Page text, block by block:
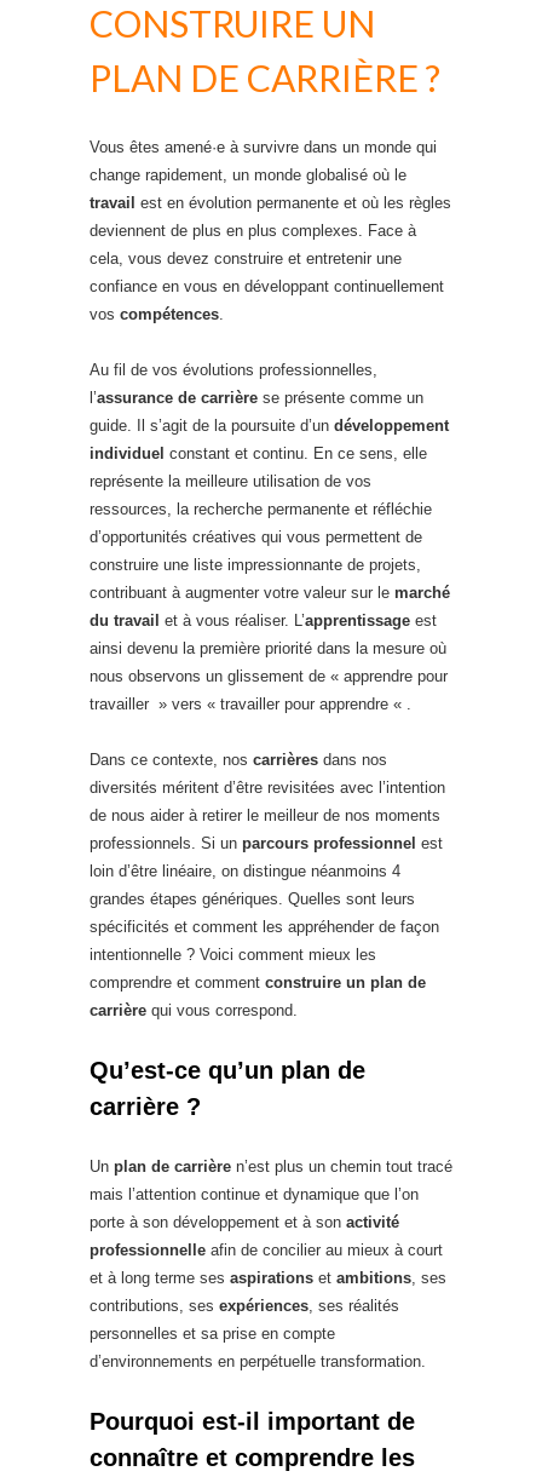
CONSTRUIRE UN
PLAN DE CARRIÈRE ?
Vous êtes amené·e à survivre dans un monde qui
change rapidement, un monde globalisé où le
travail est en évolution permanente et où les règles
deviennent de plus en plus complexes. Face à
cela, vous devez construire et entretenir une
confiance en vous en développant continuellement
vos compétences.
Au fil de vos évolutions professionnelles,
l’assurance de carrière se présente comme un
guide. Il s’agit de la poursuite d’un développement
individuel constant et continu. En ce sens, elle
représente la meilleure utilisation de vos
ressources, la recherche permanente et réfléchie
d’opportunités créatives qui vous permettent de
construire une liste impressionnante de projets,
contribuant à augmenter votre valeur sur le marché
du travail et à vous réaliser. L’apprentissage est
ainsi devenu la première priorité dans la mesure où
nous observons un glissement de « apprendre pour
travailler » vers « travailler pour apprendre « .
Dans ce contexte, nos carrières dans nos
diversités méritent d’être revisitées avec l’intention
de nous aider à retirer le meilleur de nos moments
professionnels. Si un parcours professionnel est
loin d’être linéaire, on distingue néanmoins 4
grandes étapes génériques. Quelles sont leurs
spécificités et comment les appréhender de façon
intentionnelle ? Voici comment mieux les
comprendre et comment construire un plan de
carrière qui vous correspond.
Qu’est-ce qu’un plan de
carrière ?
Un plan de carrière n’est plus un chemin tout tracé
mais l’attention continue et dynamique que l’on
porte à son développement et à son activité
professionnelle afin de concilier au mieux à court
et à long terme ses aspirations et ambitions, ses
contributions, ses expériences, ses réalités
personnelles et sa prise en compte
d’environnements en perpétuelle transformation.
Pourquoi est-il important de
connaître et comprendre les